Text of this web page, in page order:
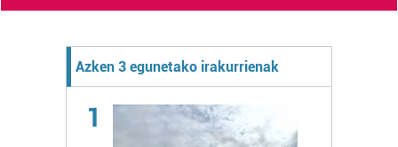
Azken 3 egunetako irakurrienak
1